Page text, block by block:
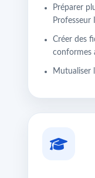
Préparer
Professeur
Créer des
conformes
Mutualiser